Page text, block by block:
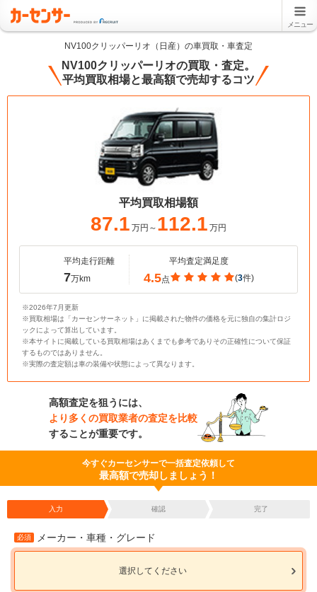
メニュー
NV100クリッパーリオ（日産）の車買取・車査定
NV100クリッパーリオの買取・査定。
平均買取相場と最高額で売却するコツ
平均買取相場額
87.1 万円～ 112.1 万円
平均走行距離
7万km
平均査定満足度
4.5点 (3件)
※2026年7月更新
※買取相場は「カーセンサーネット」に掲載された物件の価格を元に独自の集計ロジ
ックによって算出しています。
※本サイトに掲載している買取相場はあくまでも参考でありその正確性について保証
するものではありません。
※実際の査定額は車の装備や状態によって異なります。
高額査定を狙うには、
より多くの買取業者の査定を比較
することが重要です。
今すぐカーセンサーで一括査定依頼して
最高額で売却しましょう！
入力 確認 完了
必須 メーカー・車種・グレード
選択してください